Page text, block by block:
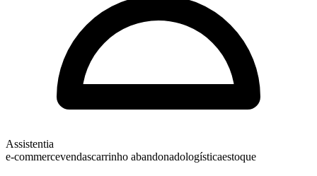
Assistentia
e-commercevendascarrinho abandonadologísticaestoque